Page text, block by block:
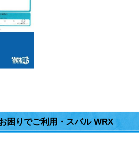
困りでご利用・スバル WRX